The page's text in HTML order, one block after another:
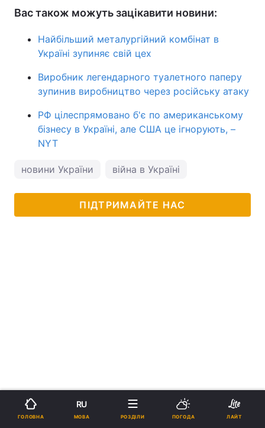
Вас також можуть зацікавити новини:
Найбільший металургійний комбінат в
Україні зупиняє свій цех
Виробник легендарного туалетного паперу
зупинив виробництво через російську атаку
РФ цілеспрямовано б'є по американському
бізнесу в Україні, але США це ігнорують, –
NYT
новини України війна в Україні
ПІДТРИМАЙТЕ НАС
ГОЛОВНА
RU
МОВА РОЗДІЛИ ПОГОДА ЛАЙТ